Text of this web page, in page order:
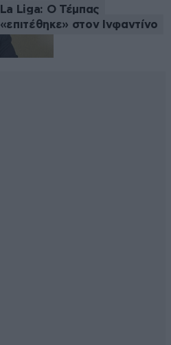
La Liga: Ο Τέμπας
«επιτέθηκε» στον Ινφαντίνο